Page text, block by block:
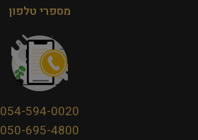
מספרי טלפון
054-594-0020
050-695-4800